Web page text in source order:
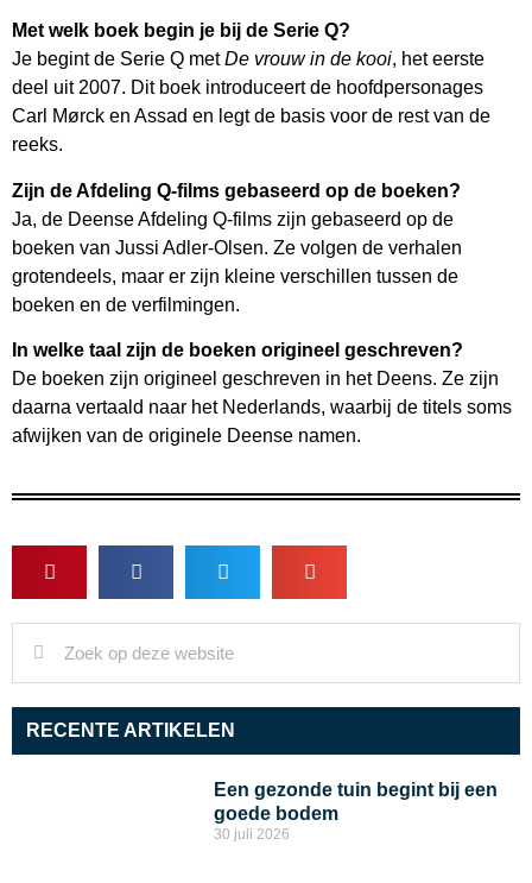
Met welk boek begin je bij de Serie Q?
Je begint de Serie Q metDe vrouw in de kooi, het eerste
deel uit 2007. Dit boek introduceert de hoofdpersonages
Carl Mørck en Assad en legt de basis voor de rest van de
reeks.
Zijn de Afdeling Q-films gebaseerd op de boeken?
Ja, de Deense Afdeling Q-films zijn gebaseerd op de
boeken van Jussi Adler-Olsen. Ze volgen de verhalen
grotendeels, maar er zijn kleine verschillen tussen de
boeken en de verfilmingen.
In welke taal zijn de boeken origineel geschreven?
De boeken zijn origineel geschreven in het Deens. Ze zijn
daarna vertaald naar het Nederlands, waarbij de titels soms
afwijken van de originele Deense namen.
RECENTE ARTIKELEN
Een gezonde tuin begint bij een
goede bodem
30 juli 2026